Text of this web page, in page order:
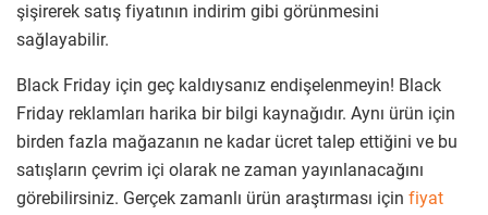
şişirerek satış fiyatının indirim gibi görünmesini
sağlayabilir.
Black Friday için geç kaldıysanız endişelenmeyin! Black
Friday reklamları harika bir bilgi kaynağıdır. Aynı ürün için
birden fazla mağazanın ne kadar ücret talep ettiğini ve bu
satışların çevrim içi olarak ne zaman yayınlanacağını
görebilirsiniz. Gerçek zamanlı ürün araştırması için fiyat